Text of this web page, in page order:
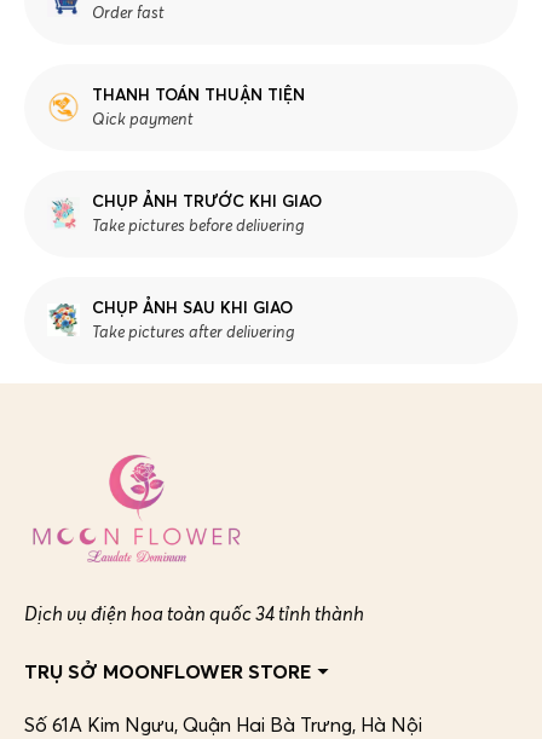
Order fast
THANH TOÁN THUẬN TIỆN
Qick payment
CHỤP ẢNH TRƯỚC KHI GIAO
Take pictures before delivering
CHỤP ẢNH SAU KHI GIAO
Take pictures after delivering
Dịch vụ điện hoa toàn quốc 34 tỉnh thành
TRỤ SỞ MOONFLOWER STORE
Số 61A Kim Ngưu, Quận Hai Bà Trưng, Hà Nội